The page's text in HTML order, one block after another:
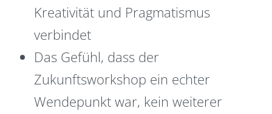
Kreativität und Pragmatismus
verbindet
Das Gefühl, dass der
Zukunftsworkshop ein echter
Wendepunkt war, kein weiterer